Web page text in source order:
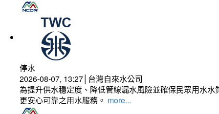
停水
2026-08-07, 13:27│台灣自來水公司
為提升供水穩定度、降低管線漏水風險並確保民眾用水
更安心可靠之用水服務。 more...